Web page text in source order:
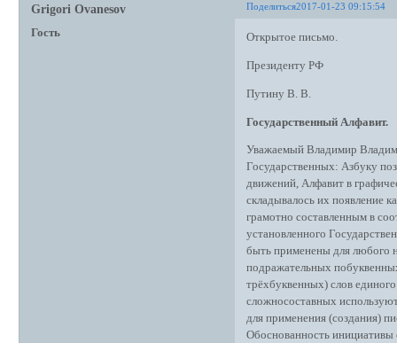
Поделиться2017-01-23 09:15:54
Grigori Ovanesov
Гость Открытое письмо.
Президенту РФ
Путину В. В.
Государственный Алфавит.
Уважаемый Владимир
Государственных: Азбуку
движений, Алфавит в
складывалось их появление
грамотно составленным в
установленного
быть применены для любого
подражательных
трёхбуквенных) слов
сложносоставных
для применения (создания)
Обоснованность инициативы